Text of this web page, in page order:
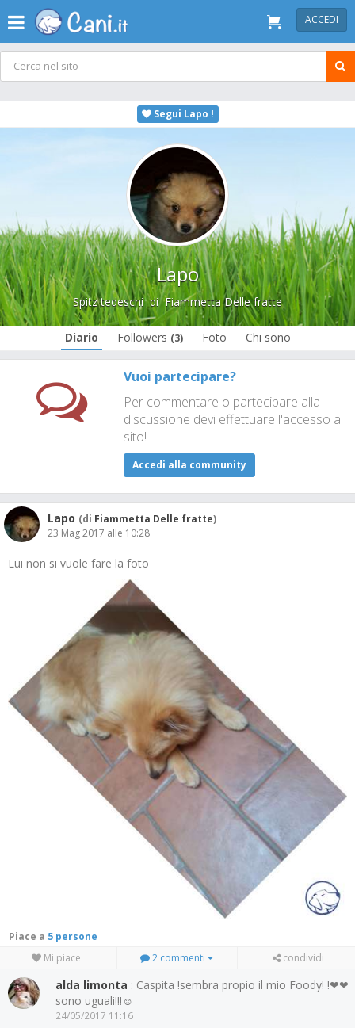
ACCEDI
Segui Lapo !
Lapo
Spitz tedeschidiFiammetta Delle fratte
Diario Followers (3) Foto Chi sono
Vuoi partecipare?
Per commentare o partecipare alla
discussione devi effettuare l'accesso al
sito!
Accedi alla community
Lapo (di Fiammetta Delle fratte)
23 Mag 2017 alle 10:28
Lui non si vuole fare la foto
Piace a
5 persone
Mi piace
2 commenti condividi
alda limonta : Caspita !sembra propio il mio Foody! !❤❤
sono uguali!!!☺
24/05/2017 11:16